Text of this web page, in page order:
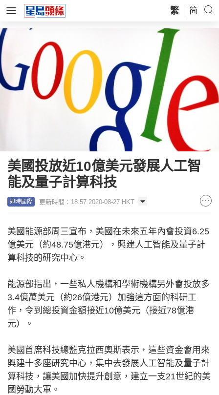
繁 简
美國投放近10億美元發展人工智
能及量子計算科技
即時國際 更新時間：18:57 2020-08-27 HKT
美國能源部周三宣布，美國在未來五年內會投資6.25
億美元（約48.75億港元），興建人工智能及量子計
算科技的研究中心。
能源部指出，一些私人機構和學術機構另外會投放多
3.4億萬美元（約26億港元）加強這方面的科研工
作，令到總投資金額接近10億美元（接近78億港
元）。
美國首席科技總監克拉西奧斯表示，這些資金會用來
興建十多座研究中心，集中去發展人工智能及量子計
算科技，讓美國加快提升創意，建立一支21世紀的美
國勞動大軍。